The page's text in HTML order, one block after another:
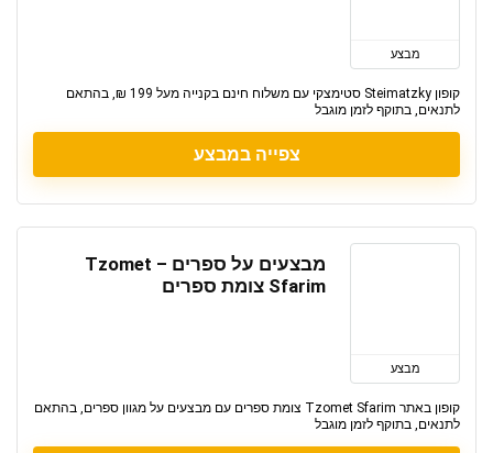
מבצע
קופון Steimatzky סטימצקי עם משלוח חינם בקנייה מעל 199 ₪, בהתאם
לתנאים, בתוקף לזמן מוגבל
צפייה במבצע
מבצע
מבצעים על ספרים – Tzomet
Sfarim צומת ספרים
קופון באתר Tzomet Sfarim צומת ספרים עם מבצעים על מגוון ספרים, בהתאם
לתנאים, בתוקף לזמן מוגבל